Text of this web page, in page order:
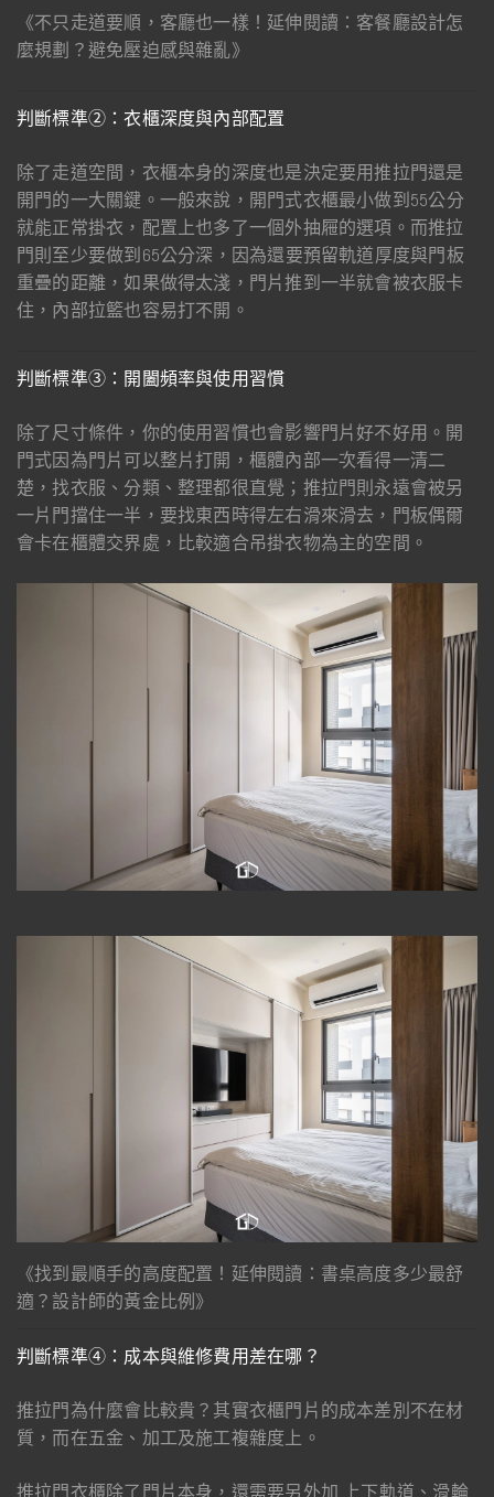
《不只走道要順，客廳也一樣！延伸閱讀：客餐廳設計怎
麼規劃？避免壓迫感與雜亂》
判斷標準②：衣櫃深度與內部配置
除了走道空間，衣櫃本身的深度也是決定要用推拉門還是
開門的一大關鍵。一般來說，開門式衣櫃最小做到55公分
就能正常掛衣，配置上也多了一個外抽屜的選項。而推拉
門則至少要做到65公分深，因為還要預留軌道厚度與門板
重疊的距離，如果做得太淺，門片推到一半就會被衣服卡
住，內部拉籃也容易打不開。
判斷標準③：開闔頻率與使用習慣
除了尺寸條件，你的使用習慣也會影響門片好不好用。開
門式因為門片可以整片打開，櫃體內部一次看得一清二
楚，找衣服、分類、整理都很直覺；推拉門則永遠會被另
一片門擋住一半，要找東西時得左右滑來滑去，門板偶爾
會卡在櫃體交界處，比較適合吊掛衣物為主的空間。
《找到最順手的高度配置！延伸閱讀：書桌高度多少最舒
適？設計師的黃金比例》
判斷標準④：成本與維修費用差在哪？
推拉門為什麼會比較貴？其實衣櫃門片的成本差別不在材
質，而在五金、加工及施工複雜度上。
推拉門衣櫃除了門片本身，還需要另外加 上下軌道、滑輪